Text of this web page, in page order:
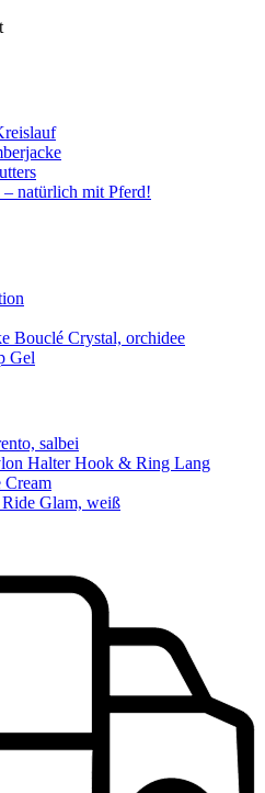
natürlich mit Pferd!
Bouclé Crystal, orchidee
Gel
salbei
Halter Hook & Ring Lang
Glam, weiß